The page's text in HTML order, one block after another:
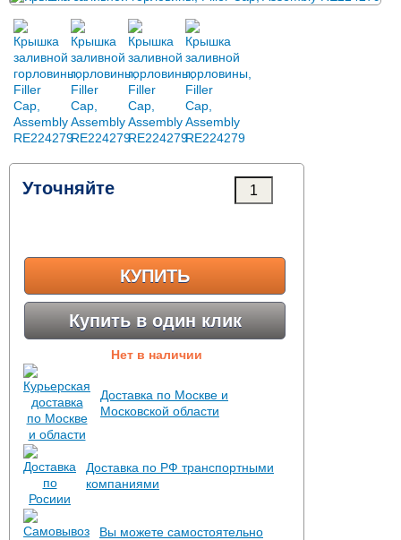
Уточняйте
КУПИТЬ
Купить в один клик
Нет в наличии
Доставка по Москве и
Московской области
Доставка по РФ транспортными
компаниями
Вы можете самостоятельно